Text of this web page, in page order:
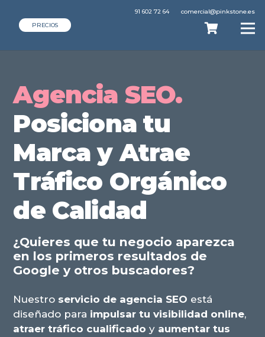
PRECIOS
91 602 72 64 comercial@pinkstone.es
Agencia SEO.
Posiciona tu
Marca y Atrae
Tráfico Orgánico
de Calidad
¿Quieres que tu negocio aparezca
en los primeros resultados de
Google y otros buscadores?
Nuestro servicio de agencia SEO está
diseñado para impulsar tu visibilidad online,
atraer tráfico cualificado y aumentar tus